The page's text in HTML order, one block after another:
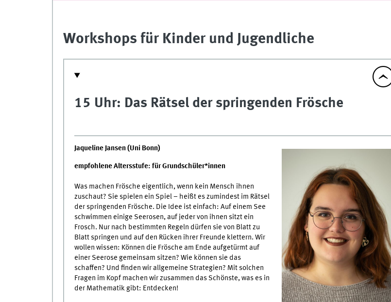
Workshops für Kinder und Jugendliche
15 Uhr: Das Rätsel der springenden Frösche
Jaqueline Jansen (Uni Bonn)
empfohlene Altersstufe: für Grundschüler*innen
Was machen Frösche eigentlich, wenn kein Mensch ihnen
zuschaut? Sie spielen ein Spiel – heißt es zumindest im Rätsel
der springenden Frösche. Die Idee ist einfach: Auf einem See
schwimmen einige Seerosen, auf jeder von ihnen sitzt ein
Frosch. Nur nach bestimmten Regeln dürfen sie von Blatt zu
Blatt springen und auf den Rücken ihrer Freunde klettern. Wir
wollen wissen: Können die Frösche am Ende aufgetürmt auf
einer Seerose gemeinsam sitzen? Wie können sie das
schaffen? Und finden wir allgemeine Strategien? Mit solchen
Fragen im Kopf machen wir zusammen das Schönste, was es in
der Mathematik gibt: Entdecken!